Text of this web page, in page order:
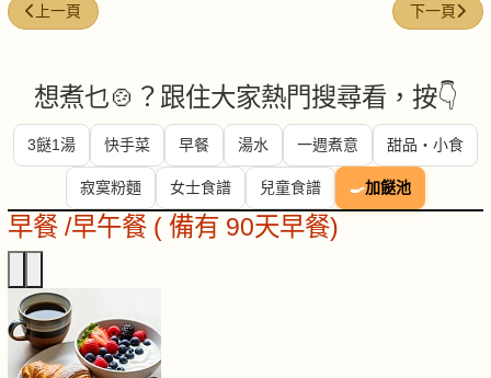
上一篇文章: 鮮脆萵筍條
上一頁 下一篇文章
下一頁
想煮乜🍲？跟住大家熱門搜尋看，按👇
3餸1湯 快手菜 早餐 湯水 一週煮意 甜品・小食
寂寞粉麵 女士食譜 兒童食譜 🍳加餸池
早餐 /早午餐 ( 備有 90天早餐)